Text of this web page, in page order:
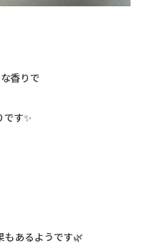
香りで
す✨
もあるようです🌿